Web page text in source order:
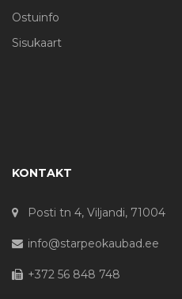
Ostuinfo
Sisukaart
KONTAKT
Posti tn 4, Viljandi, 71004
info@starpeokaubad.ee
+372 56 848 748